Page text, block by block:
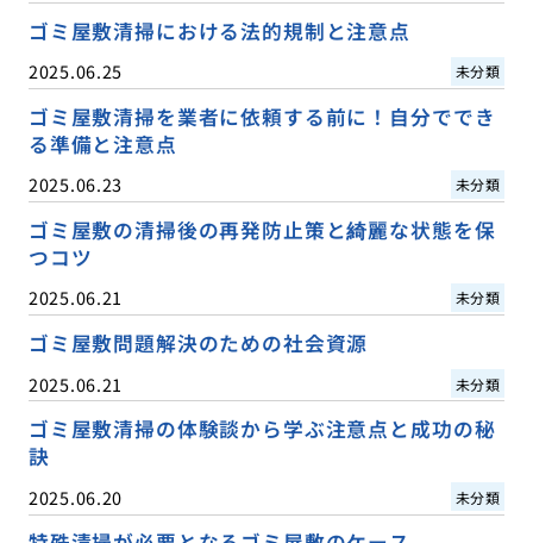
ゴミ屋敷清掃における法的規制と注意点
2025.06.25 未分類
ゴミ屋敷清掃を業者に依頼する前に！自分ででき
る準備と注意点
2025.06.23 未分類
ゴミ屋敷の清掃後の再発防止策と綺麗な状態を保
つコツ
2025.06.21 未分類
ゴミ屋敷問題解決のための社会資源
2025.06.21 未分類
ゴミ屋敷清掃の体験談から学ぶ注意点と成功の秘
訣
2025.06.20 未分類